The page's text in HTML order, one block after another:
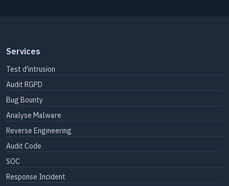
Services
Test d'intrusion
Audit RGPD
Bug Bounty
Analyse Malware
Reverse Engineering
Audit Code
SOC
Response Incident